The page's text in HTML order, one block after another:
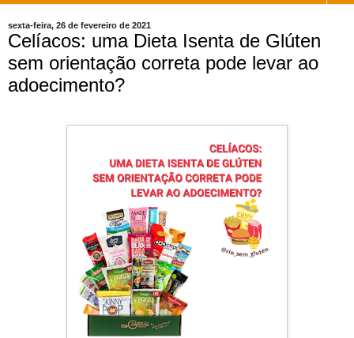
sexta-feira, 26 de fevereiro de 2021
Celíacos: uma Dieta Isenta de Glúten
sem orientação correta pode levar ao
adoecimento?